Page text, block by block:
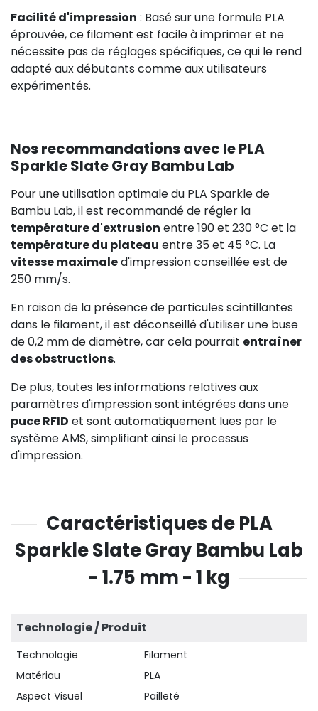
Facilité d'impression : Basé sur une formule PLA
éprouvée, ce filament est facile à imprimer et ne
nécessite pas de réglages spécifiques, ce qui le rend
adapté aux débutants comme aux utilisateurs
expérimentés.
Nos recommandations avec le PLA
Sparkle Slate Gray Bambu Lab
Pour une utilisation optimale du PLA Sparkle de
Bambu Lab, il est recommandé de régler la
température d'extrusion entre 190 et 230 °C et la
température du plateau entre 35 et 45 °C. La
vitesse maximaled'impression conseillée est de
250 mm/s.
En raison de la présence de particules scintillantes
dans le filament, il est déconseillé d'utiliser une buse
de 0,2 mm de diamètre, car cela pourrait entraîner
des obstructions.
De plus, toutes les informations relatives aux
paramètres d'impression sont intégrées dans une
puce RFID et sont automatiquement lues par le
système AMS, simplifiant ainsi le processus
d'impression.
Caractéristiques de PLA
Sparkle Slate Gray Bambu Lab
- 1.75 mm - 1 kg
Technologie / Produit
Technologie
Filament
Matériau
PLA
Aspect Visuel
Pailleté